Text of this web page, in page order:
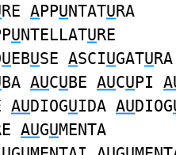
RE APPUNTATURA
UNTELLATURE
UEBUSE ASCIUGATURA
BA AUCUBE AUCUPI
AUDIOGUIDA AUDIOG
AUGUMENTA